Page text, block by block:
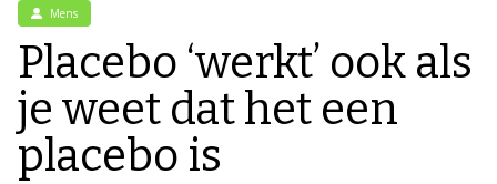
Mens
Placebo ‘werkt’ ook als
je weet dat het een
placebo is